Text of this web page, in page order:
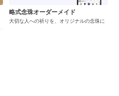
略式念珠オーダーメイド
大切な人への祈りを、オリジナルの念珠に